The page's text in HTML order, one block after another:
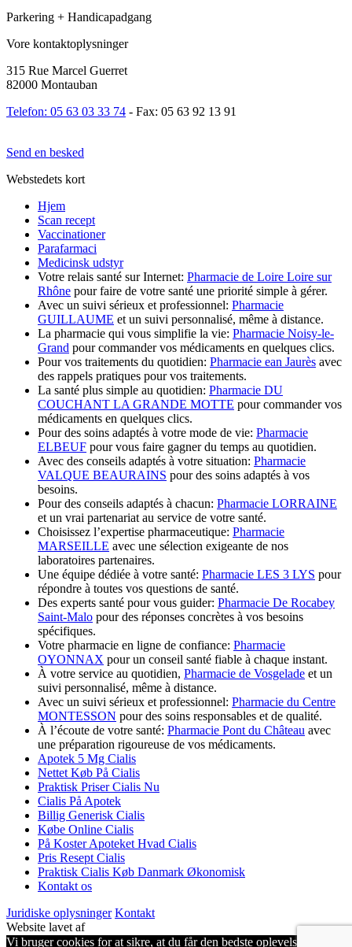
Parkering + Handicapadgang
Vore kontaktoplysninger
315 Rue Marcel Guerret
82000 Montauban
Telefon: 05 63 03 33 74 - Fax: 05 63 92 13 91
Send en besked
Webstedets kort
Hjem
Scan recept
Vaccinationer
Parafarmaci
Medicinsk udstyr
Votre relais santé sur Internet: Pharmacie de Loire Loire sur
Rhône pour faire de votre santé une priorité simple à gérer.
Avec un suivi sérieux et professionnel: Pharmacie
GUILLAUME et un suivi personnalisé, même à distance.
La pharmacie qui vous simplifie la vie: Pharmacie Noisy-le-
Grand pour commander vos médicaments en quelques clics.
Pour vos traitements du quotidien: Pharmacie ean Jaurès avec
des rappels pratiques pour vos traitements.
La santé plus simple au quotidien: Pharmacie DU
COUCHANT LA GRANDE MOTTE pour commander vos
médicaments en quelques clics.
Pour des soins adaptés à votre mode de vie: Pharmacie
ELBEUF pour vous faire gagner du temps au quotidien.
Avec des conseils adaptés à votre situation: Pharmacie
VALQUE BEAURAINS pour des soins adaptés à vos
besoins.
Pour des conseils adaptés à chacun: Pharmacie LORRAINE
et un vrai partenariat au service de votre santé.
Choisissez l’expertise pharmaceutique: Pharmacie
MARSEILLE avec une sélection exigeante de nos
laboratoires partenaires.
Une équipe dédiée à votre santé: Pharmacie LES 3 LYS pour
répondre à toutes vos questions de santé.
Des experts santé pour vous guider: Pharmacie De Rocabey
Saint-Malo pour des réponses concrètes à vos besoins
spécifiques.
Votre pharmacie en ligne de confiance: Pharmacie
OYONNAX pour un conseil santé fiable à chaque instant.
À votre service au quotidien, Pharmacie de Vosgelade et un
suivi personnalisé, même à distance.
Avec un suivi sérieux et professionnel: Pharmacie du Centre
MONTESSON pour des soins responsables et de qualité.
À l’écoute de votre santé: Pharmacie Pont du Château avec
une préparation rigoureuse de vos médicaments.
Apotek 5 Mg Cialis
Nettet Køb På Cialis
Praktisk Priser Cialis Nu
Cialis På Apotek
Billig Generisk Cialis
Købe Online Cialis
På Koster Apoteket Hvad Cialis
Pris Resept Cialis
Praktisk Cialis Køb Danmark Økonomisk
Kontakt os
Juridiske oplysninger Kontakt
Website lavet af
Vi bruger cookies for at sikre, at du får den bedste oplevelse på